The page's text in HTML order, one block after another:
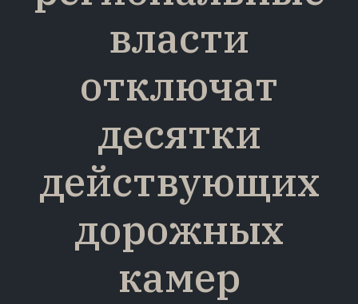
власти
отключат
десятки
действующих
дорожных
камер